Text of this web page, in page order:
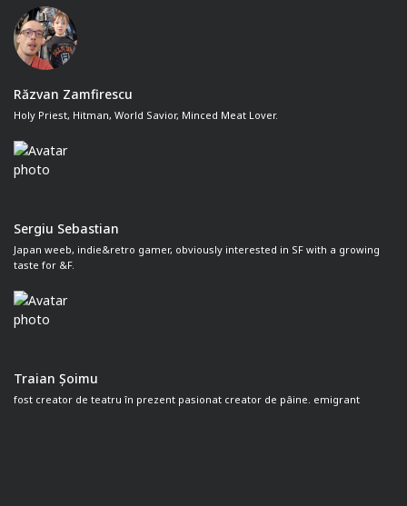
Răzvan Zamfirescu
Holy Priest, Hitman, World Savior, Minced Meat Lover.
Sergiu Sebastian
Japan weeb, indie&retro gamer, obviously interested in SF with a growing
taste for &F.
Traian Șoimu
fost creator de teatru în prezent pasionat creator de pâine. emigrant